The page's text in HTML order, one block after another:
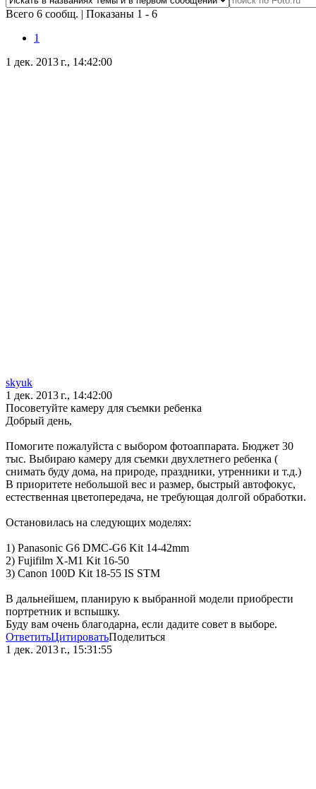
Всего 6 сообщ. | Показаны 1 - 6
1
1 дек. 2013 г., 14:42:00
skyuk
1 дек. 2013 г., 14:42:00
Посоветуйте камеру для съемки ребенка
Добрый день,
Помогите пожалуйста с выбором фотоаппарата. Бюджет 30
тыс. Выбираю камеру для съемки двухлетнего ребенка (
снимать буду дома, на природе, праздники, утренники и т.д.)
В приоритете небольшой вес и размер, быстрый автофокус,
естественная цветопередача, не требующая долгой обработки.
Остановилась на следующих моделях:
1) Panasonic G6 DMC-G6 Kit 14-42mm
2) Fujifilm X-M1 Kit 16-50
3) Canon 100D Kit 18-55 IS STM
В дальнейшем, планирую к выбранной модели приобрести
портретник и вспышку.
Буду вам очень благодарна, если дадите совет в выборе.
ОтветитьЦитироватьПоделиться
1 дек. 2013 г., 15:31:55